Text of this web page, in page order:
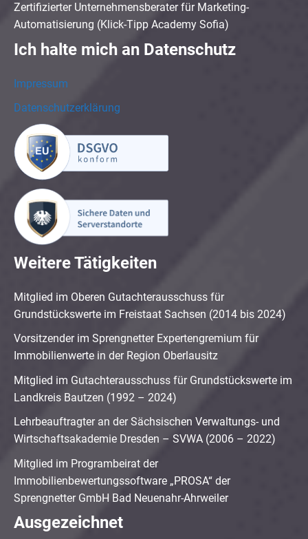
Zertifizierter Unternehmensberater für Marketing-
Automatisierung (Klick-Tipp Academy Sofia)
Ich halte mich an Datenschutz
Impressum
Datenschutzerklärung
Weitere Tätigkeiten
Mitglied im Oberen Gutachterausschuss für
Grundstückswerte im Freistaat Sachsen (2014 bis 2024)
Vorsitzender im Sprengnetter Expertengremium für
Immobilienwerte in der Region Oberlausitz
Mitglied im Gutachterausschuss für Grundstückswerte im
Landkreis Bautzen (1992 – 2024)
Lehrbeauftragter an der Sächsischen Verwaltungs- und
Wirtschaftsakademie Dresden – SVWA (2006 – 2022)
Mitglied im Programbeirat der
Immobilienbewertungssoftware „PROSA“ der
Sprengnetter GmbH Bad Neuenahr-Ahrweiler
Ausgezeichnet